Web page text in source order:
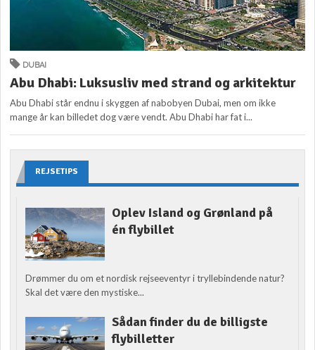
DUBAI
Abu Dhabi: Luksusliv med strand og arkitektur
Abu Dhabi står endnu i skyggen af nabobyen Dubai, men om ikke
mange år kan billedet dog være vendt. Abu Dhabi har fat i...
REJSETIPS
Oplev Island og Grønland på
én flybillet
Drømmer du om et nordisk rejseeventyr i tryllebindende natur?
Skal det være den mystiske...
Sådan finder du de billigste
flybilletter